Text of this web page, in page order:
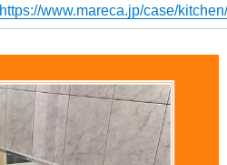
https://www.mareca.jp/case/